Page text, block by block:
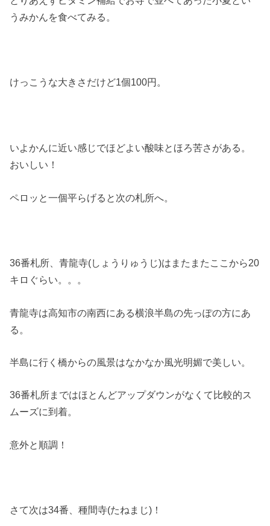
うみかんを食べてみる。
けっこうな大きさだけど1個100円。
いよかんに近い感じでほどよい酸味とほろ苦さがある。
おいしい！
ペロッと一個平らげると次の札所へ。
36番札所、青龍寺(しょうりゅうじ)はまたまたここから20
キロぐらい。。。
青龍寺は高知市の南西にある横浪半島の先っぽの方にあ
る。
半島に行く橋からの風景はなかなか風光明媚で美しい。
36番札所まではほとんどアップダウンがなくて比較的ス
ムーズに到着。
意外と順調！
さて次は34番、種間寺(たねまじ)！